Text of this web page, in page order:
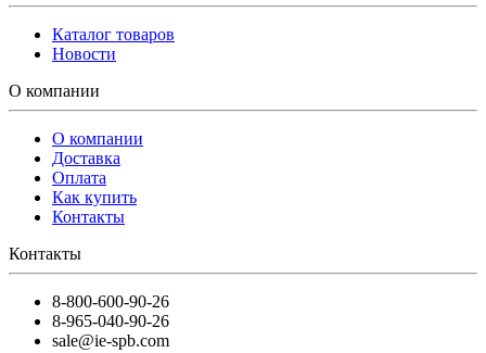
Каталог товаров
Новости
О компании
О компании
Доставка
Оплата
Как купить
Контакты
Контакты
8-800-600-90-26
8-965-040-90-26
sale@ie-spb.com